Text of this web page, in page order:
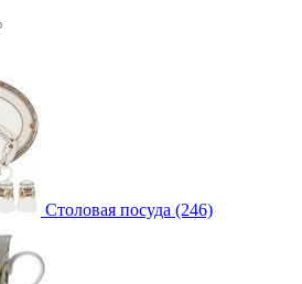
Столовая посуда (246)